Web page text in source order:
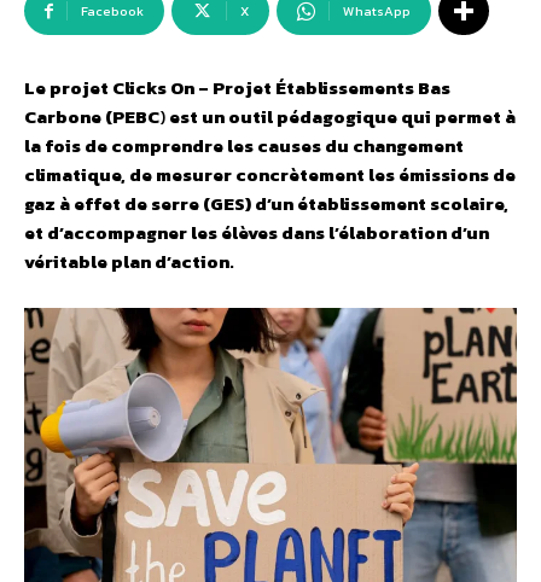
Facebook X WhatsApp
Le projet Clicks On – Projet Établissements Bas
Carbone (PEBC)est un outil pédagogique qui permet à
la fois de comprendre les causes du changement
climatique, de mesurer concrètement les émissions de
gaz à effet de serre (GES)d’un établissement scolaire,
et d’accompagner les élèves dans l’élaboration d’un
véritable plan d’action.